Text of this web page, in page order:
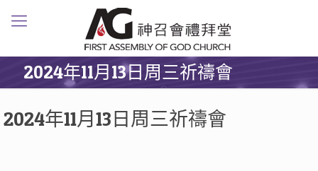
2024年11月13日周三祈禱會
2024年11月13日周三祈禱會